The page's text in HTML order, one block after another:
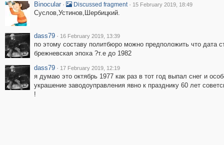
Binocular · Discussed fragment · 15 February 2019, 18:49
Суслов,Устинов,Шербицкий.
dass79 · 16 February 2019, 13:39
по этому составу политбюро можно предположить что дата
брежневская эпоха ?т.е до 1982
dass79 · 17 February 2019, 12:19
я думаю это октябрь 1977 как раз в тот год выпал снег и
украшение заводоуправления явно к празднику 60 лет
!